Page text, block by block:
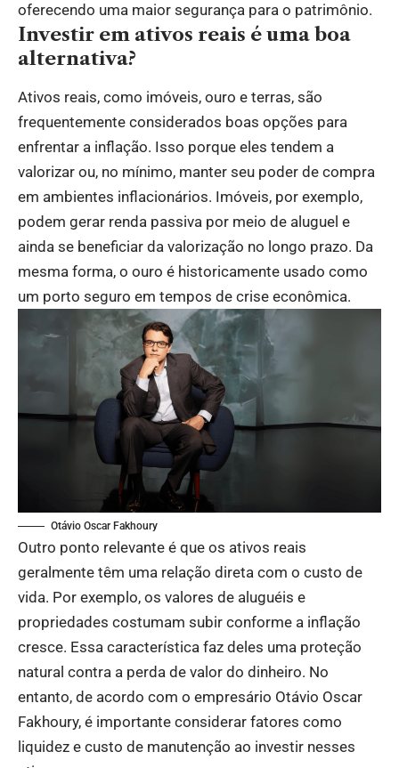
oferecendo uma maior segurança para o patrimônio.
Investir em ativos reais é uma boa
alternativa?
Ativos reais, como imóveis, ouro e terras, são
frequentemente considerados boas opções para
enfrentar a inflação. Isso porque eles tendem a
valorizar ou, no mínimo, manter seu poder de compra
em ambientes inflacionários. Imóveis, por exemplo,
podem gerar renda passiva por meio de aluguel e
ainda se beneficiar da valorização no longo prazo. Da
mesma forma, o ouro é historicamente usado como
um porto seguro em tempos de crise econômica.
Otávio Oscar Fakhoury
Outro ponto relevante é que os ativos reais
geralmente têm uma relação direta com o custo de
vida. Por exemplo, os valores de aluguéis e
propriedades costumam subir conforme a inflação
cresce. Essa característica faz deles uma proteção
natural contra a perda de valor do dinheiro. No
entanto, de acordo com o empresário Otávio Oscar
Fakhoury, é importante considerar fatores como
liquidez e custo de manutenção ao investir nesses